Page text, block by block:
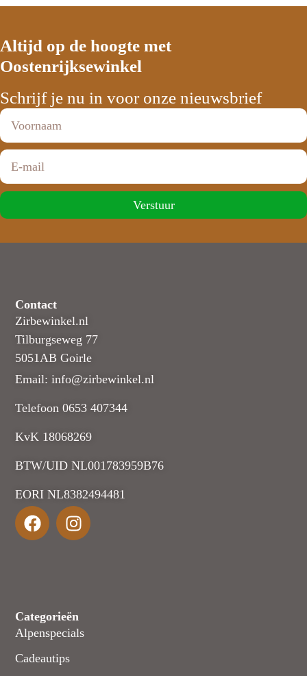
Altijd op de hoogte met
Oostenrijksewinkel
Schrijf je nu in voor onze nieuwsbrief
Verstuur
Contact
Zirbewinkel.nl
Tilburgseweg 77
5051AB Goirle
Email: info@zirbewinkel.nl
Telefoon 0653 407344
KvK 18068269
BTW/UID NL001783959B76
EORI NL8382494481
Categorieën
Alpenspecials
Cadeautips